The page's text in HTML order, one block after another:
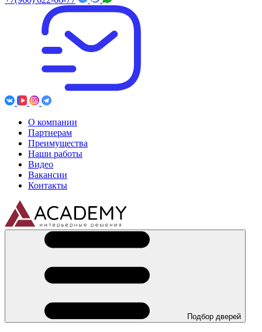
О компании
Партнерам
Преимущества
Наши работы
Видео
Вакансии
Контакты
Подбор дверей